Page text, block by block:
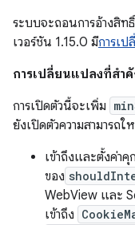
ระบบจะถอนการอ้างสิทธิ์
เวอร์ชัน 1.15.0 มีการเ
การเปลี่ยนแปลงที่สำ
การเปิดตัวนี้จะเพิ่ม
ยังเปิดตัวความสามารถ
เข้าถึงและตั้งค่า
ของ
WebView และ
เข้าถึง